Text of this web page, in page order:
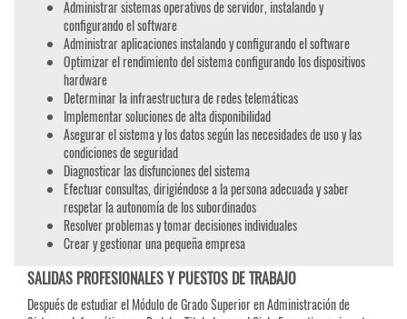
Administrar sistemas operativos de servidor, instalando y
configurando el software
Administrar aplicaciones instalando y configurando el software
Optimizar el rendimiento del sistema configurando los dispositivos
hardware
Determinar la infraestructura de redes telemáticas
Implementar soluciones de alta disponibilidad
Asegurar el sistema y los datos según las necesidades de uso y las
condiciones de seguridad
Diagnosticar las disfunciones del sistema
Efectuar consultas, dirigiéndose a la persona adecuada y saber
respetar la autonomía de los subordinados
Resolver problemas y tomar decisiones individuales
Crear y gestionar una pequeña empresa
SALIDAS PROFESIONALES Y PUESTOS DE TRABAJO
Después de estudiar el Módulo de Grado Superior en Administración de